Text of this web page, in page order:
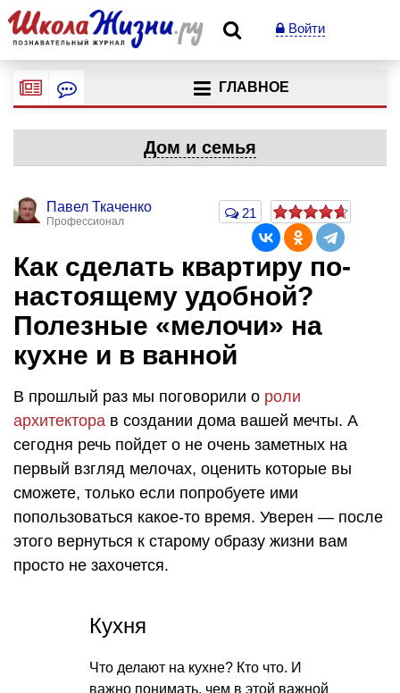
Войти
ГЛАВНОЕ
Дом и семья
Павел Ткаченко
Профессионал
21
Как сделать квартиру по-
настоящему удобной?
Полезные «мелочи» на
кухне и в ванной
В прошлый раз мы поговорили о роли
архитектора в создании дома вашей мечты. А
сегодня речь пойдет о не очень заметных на
первый взгляд мелочах, оценить которые вы
сможете, только если попробуете ими
попользоваться какое-то время. Уверен — после
этого вернуться к старому образу жизни вам
просто не захочется.
Кухня
Что делают на кухне? Кто что. И
важно понимать, чем в этой важной